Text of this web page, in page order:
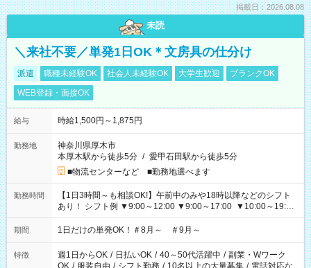
掲載日：2026.08.08
未読
＼来社不要／単発1日OK＊文房具の仕分け
派遣 職種未経験OK 社会人未経験OK 大学生歓迎
ブランクOK
WEB登録・面接OK
給与 時給1,500円～1,875円
勤務地
神奈川県厚木市
本厚木駅から徒歩5分 / 愛甲石田駅から徒歩5分
■物流センターなど ■勤務地選べます
勤務時間
【1日3時間～も相談OK!】午前中のみや18時以降などのシフト
あり！ シフト例 ▼9:00～12:00 ▼9:00～17:00 ▼10:00～19:00
▼18:00～21:00
期間 1日だけの単発OK！＃8月～ ＃9月～
特徴 週1日からOK / 日払いOK / 40～50代活躍中 / 副業・Wワーク
OK / 服装自由 / シフト勤務 / 10名以上の大量募集 / 電話対応な